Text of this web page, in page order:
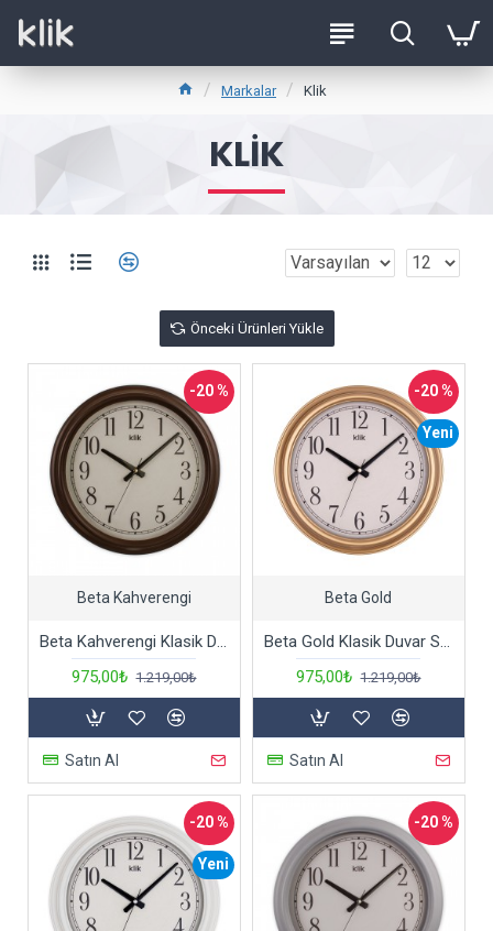
Markalar Klik
KLIK
Önceki Ürünleri Yükle
-20 %
Beta Kahverengi
Beta Kahverengi Klasik Duvar Saati
975,00₺ 1.219,00₺
Satın Al
Yeni
-20 %
Beta Gold
Beta Gold Klasik Duvar Saati
975,00₺ 1.219,00₺
Satın Al
Yeni
-20 % -20 %